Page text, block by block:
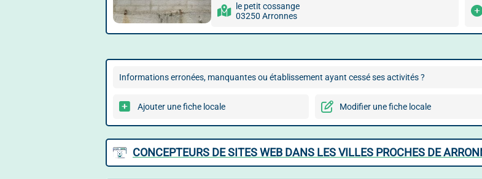
le petit cossange
03250 Arronnes
Informations erronées, manquantes ou établissement ayant cessé ses activités ?
Ajouter une fiche locale Modifier une fiche locale
CONCEPTEURS DE SITES WEB DANS LES VILLES PROCHES DE